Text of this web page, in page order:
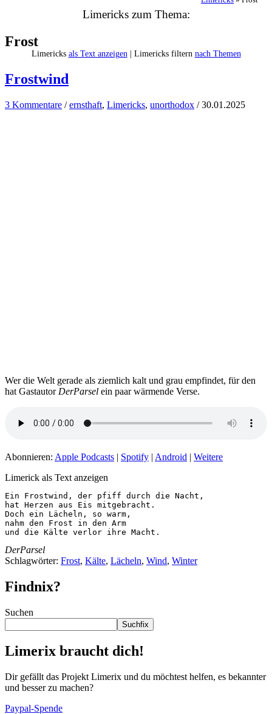
Limericks zum Thema:
Frost
Limericks als Text anzeigen| Limericks filtern nach Themen
Frostwind
3 Kommentare /ernsthaft, Limericks, unorthodox /30.01.2025
Wer die Welt gerade als ziemlich kalt und grau empfindet, für den
hat Gastautor DerParsel ein paar wärmende Verse.
Abonnieren: Apple Podcasts | Spotify | Android | Weitere
Limerick als Text anzeigen
Ein Frostwind, der pfiff durch die Nacht,
hat Herzen aus Eis mitgebracht.
Doch ein Lächeln, so warm,
nahm den Frost in den Arm
und die Kälte verlor ihre Macht.
DerParsel
Schlagwörter: Frost, Kälte, Lächeln, Wind, Winter
Findnix?
Suchen
Suchfix
Limerix braucht dich!
Dir gefällt das Projekt Limerix und du möchtest helfen, es bekannter
und besser zu machen?
Paypal-Spende